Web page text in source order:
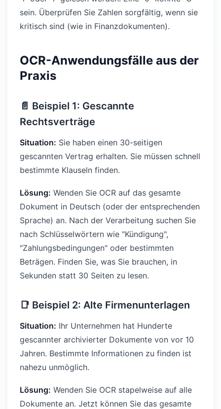
sein. Überprüfen Sie Zahlen sorgfältig, wenn sie
kritisch sind (wie in Finanzdokumenten).
OCR-Anwendungsfälle aus der
Praxis
📄 Beispiel 1: Gescannte
Rechtsverträge
Situation: Sie haben einen 30-seitigen
gescannten Vertrag erhalten. Sie müssen schnell
bestimmte Klauseln finden.
Lösung: Wenden Sie OCR auf das gesamte
Dokument in Deutsch (oder der entsprechenden
Sprache) an. Nach der Verarbeitung suchen Sie
nach Schlüsselwörtern wie "Kündigung",
"Zahlungsbedingungen" oder bestimmten
Beträgen. Finden Sie, was Sie brauchen, in
Sekunden statt 30 Seiten zu lesen.
📑 Beispiel 2: Alte Firmenunterlagen
Situation: Ihr Unternehmen hat Hunderte
gescannter archivierter Dokumente von vor 10
Jahren. Bestimmte Informationen zu finden ist
nahezu unmöglich.
Lösung: Wenden Sie OCR stapelweise auf alle
Dokumente an. Jetzt können Sie das gesamte